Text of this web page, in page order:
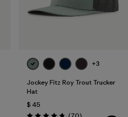
+3
Jockey Fitz Roy Trout Trucker
Hat
$ 45
Comentarios